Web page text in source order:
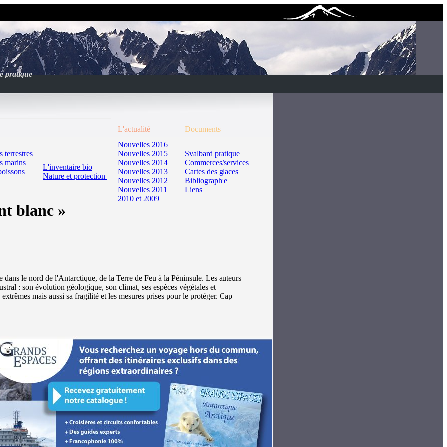
pratique
L'actualité Documents
terrestres
marins
L'inventaire bio
Nature et protection
Nouvelles 2016
Nouvelles 2015
Nouvelles 2014
Nouvelles 2013
Nouvelles 2012
Nouvelles 2011
2010 et 2009
Svalbard pratique
Commerces/services
Cartes des glaces
Bibliographie
Liens
blanc »
le nord de l'Antarctique, de la Terre de Feu à la Péninsule. Les auteurs
: son évolution géologique, son climat, ses espèces végétales et
mais aussi sa fragilité et les mesures prises pour le protéger. Cap